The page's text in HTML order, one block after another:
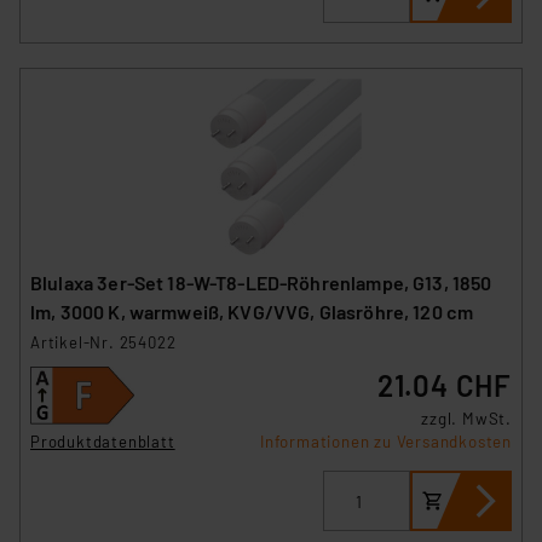
Angemessenheitsbeschluss der EU. Dies bedeutet,
hiergegen Klagemöglichkeiten für Europäer bestehen.
sich auf die Standarddatenschutzklauseln der
Beurteilung der mit der Datenübermittlung,
insbesondere der Art der übermittelten Daten,
verbundenen Risiken.“
Impressum
Blulaxa 3er-Set 18-W-T8-LED-Röhrenlampe, G13, 1850
lm, 3000 K, warmweiß, KVG/VVG, Glasröhre, 120 cm
Artikel-Nr. 254022
Produktdatenblatt
21.04 CHF
zzgl. MwSt.
Informationen zu Versandkosten